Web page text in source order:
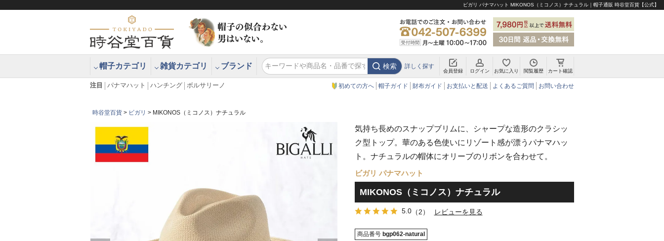
ビガリ パナマハット MIKONOS（ミコノス）ナチュラル｜帽子通販 時谷堂百貨【公式】
帽子カテゴリ 雑貨カテゴリ ブランド 検索 詳しく探す
会員登録 ログイン お気に入り 閲覧履歴 カート確認
注目 パナマハット ハンチング ボルサリーノ 初めての方へ 帽子ガイド 財布ガイド お支払いと配送 よくあるご質問 お問い合わせ
時谷堂百貨 ビガリ MIKONOS（ミコノス）ナチュラル
気持ち長めのスナップブリムに、シャープな造形のクラシッ
ク型トップ。華のある色使いにリゾート感が漂うパナマハッ
ト。ナチュラルの帽体にオリーブのリボンを合わせて。
ビガリ パナマハット
MIKONOS（ミコノス）ナチュラル
5.0（2） レビューを見る
商品番号 bgp062-natural